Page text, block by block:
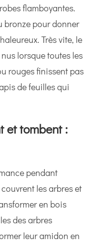
flamboyantes.
bronze pour donner
Très vite, le
lorsque toutes les
rouges finissent pas
de feuilles qui
et tombent :
pendant
les arbres et
en bois
des arbres
leur amidon en